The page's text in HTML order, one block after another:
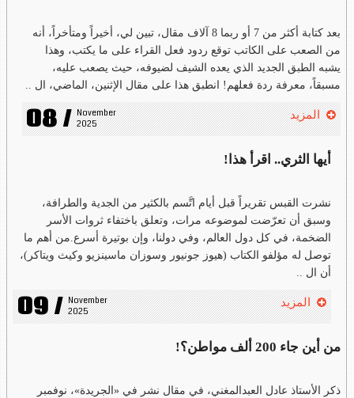
بعد كتابة أكثر من 7 أو ربما 8 آلاف مقال، تبين لي، أخيراً ومتأخراً، أنه
من الصعب على الكاتب توقع ردود فعل القراء على ما يكتب، وهذا
يشبه الطبق الجديد الذي يعده الشيف لضيوفه، حيث يصعب عليه،
مسبقاً، معرفة ردة فعلهم! انطبق هذا على مقال الإثنين، الماضي، ال ..
08 / November
2025
المزيد
أيها الثري.. اقرأ هذا!
نشرت القبس تقريراً قبل أيام اتَّسم بالكثير من الجدية والطرافة،
وسبق أن تعرّضت لموضوعه مرات، وتعلق باختفاء ثروات الأسر
الضخمة، في كل دول العالم، وفي دولنا، وإن بوتيرة أسرع.من أهم ما
توصل له مؤلفو الكتاب (هيوز جونيور وسوزان ماسينزيو وكيث ويتاكر)،
أن ال ..
09 / November
2025
المزيد
من أين جاء 200 ألف مواطن؟!
ذكر الأستاذ عادل العبدالمغني، في مقال نشر في «الجريدة»، نوفمبر